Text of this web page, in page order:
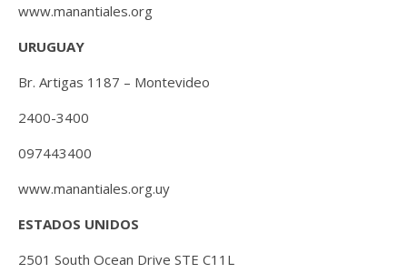
www.manantiales.org
URUGUAY
Br. Artigas 1187 – Montevideo
2400-3400
097443400
www.manantiales.org.uy
ESTADOS UNIDOS
2501 South Ocean Drive STE C11L